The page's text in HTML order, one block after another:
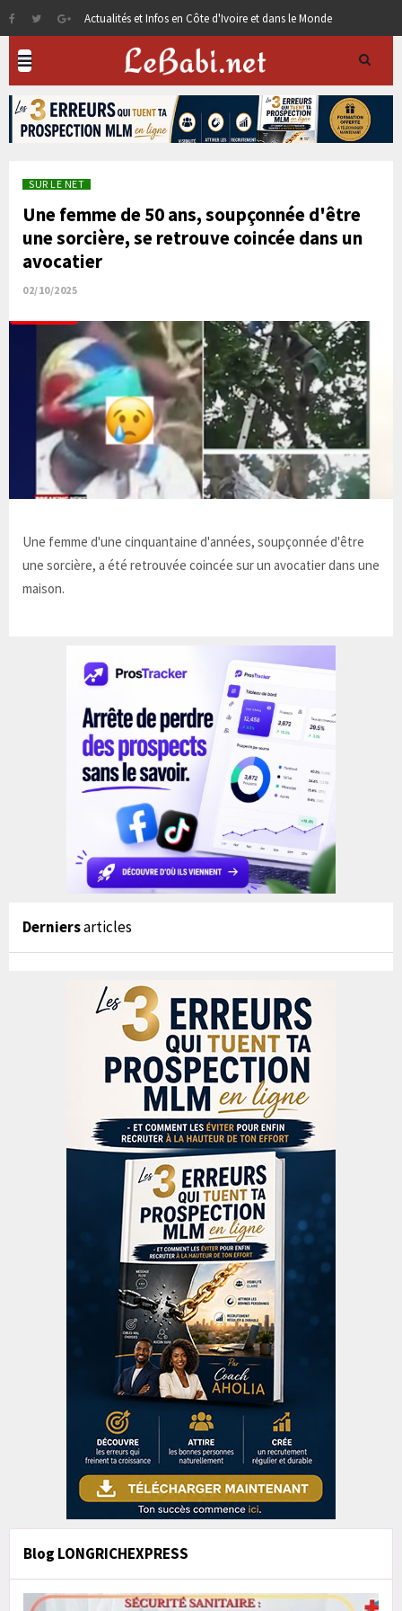
Actualités et Infos en Côte d'Ivoire et dans le Monde
SUR LE NET
Une femme de 50 ans, soupçonnée d'être
une sorcière, se retrouve coincée dans un
avocatier
02/10/2025
Une femme d'une cinquantaine d'années, soupçonnée d'être
une sorcière, a été retrouvée coincée sur un avocatier dans une
maison.
Derniersarticles
Blog LONGRICHEXPRESS